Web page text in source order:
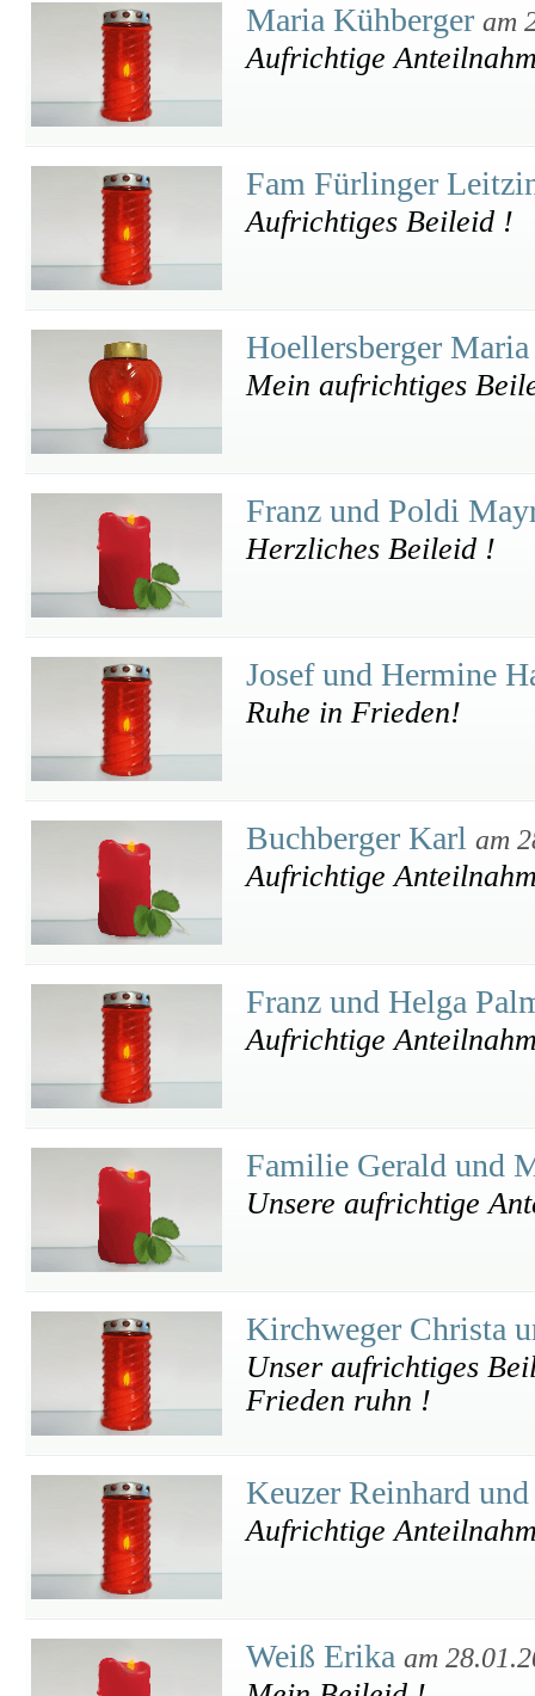
Maria Kühberger am
Aufrichtige
Fam Fürlinger
Aufrichtiges Beileid !
Hoellersberger
Mein aufrichtiges
Franz und Poldi
Herzliches Beileid !
Josef und Hermine
Ruhe in Frieden!
Buchberger Karl am
Aufrichtige
Franz und Helga
Aufrichtige
Familie Gerald und
Unsere aufrichtige
Kirchweger Christa
Unser aufrichtiges
Frieden ruhn !
Keuzer Reinhard
Aufrichtige
Weiß Erika am